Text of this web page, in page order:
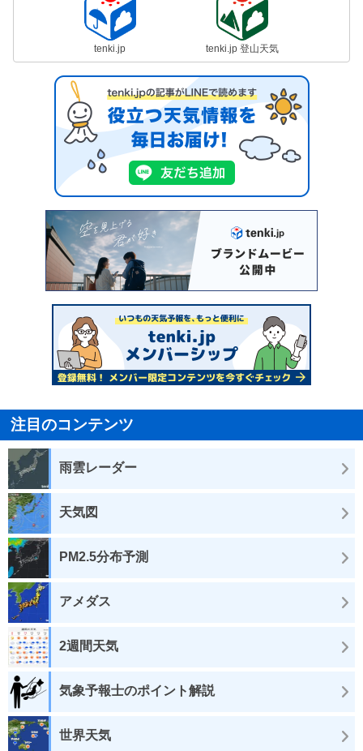
tenki.jp tenki.jp 登山天気
注目のコンテンツ
雨雲レーダー
天気図
PM2.5分布予測
アメダス
2週間天気
気象予報士のポイント解説
世界天気